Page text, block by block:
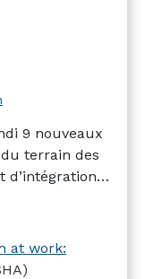
9 nouveaux
terrain des
d’intégration.
des genres
assez large.
at work: